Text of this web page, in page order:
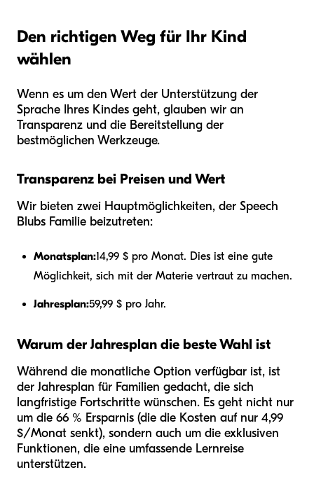
Den richtigen Weg für Ihr Kind
wählen
Wenn es um den Wert der Unterstützung der
Sprache Ihres Kindes geht, glauben wir an
Transparenz und die Bereitstellung der
bestmöglichen Werkzeuge.
Transparenz bei Preisen und Wert
Wir bieten zwei Hauptmöglichkeiten, der Speech
Blubs Familie beizutreten:
Monatsplan:14,99 $ pro Monat. Dies ist eine gute
Möglichkeit, sich mit der Materie vertraut zu machen.
Jahresplan:59,99 $ pro Jahr.
Warum der Jahresplan die beste Wahl ist
Während die monatliche Option verfügbar ist, ist
der Jahresplan für Familien gedacht, die sich
langfristige Fortschritte wünschen. Es geht nicht nur
um die 66 % Ersparnis (die die Kosten auf nur 4,99
$/Monat senkt), sondern auch um die exklusiven
Funktionen, die eine umfassende Lernreise
unterstützen.